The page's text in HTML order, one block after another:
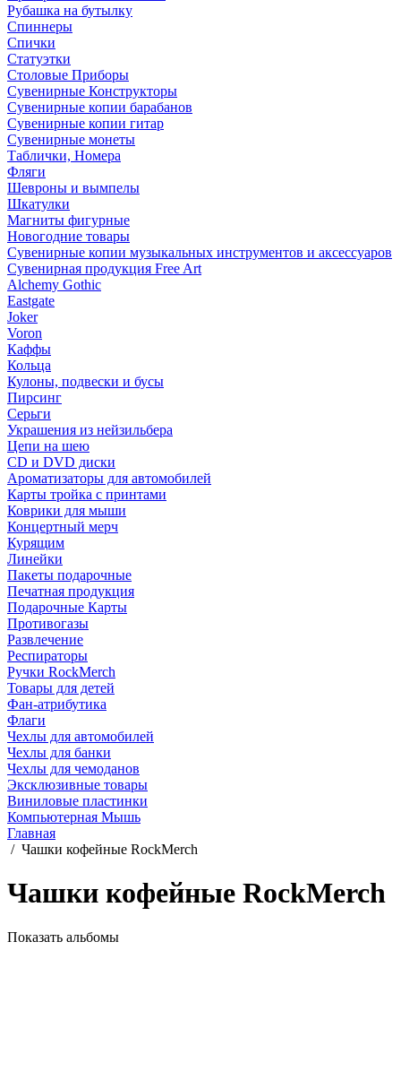
Рубашка на бутылку
Спиннеры
Спички
Статуэтки
Столовые Приборы
Сувенирные Конструкторы
Сувенирные копии барабанов
Сувенирные копии гитар
Сувенирные монеты
Таблички, Номера
Фляги
Шевроны и вымпелы
Шкатулки
Магниты фигурные
Новогодние товары
Сувенирные копии музыкальных инструментов и аксессуаров
Сувенирная продукция Free Art
Alchemy Gothic
Eastgate
Joker
Voron
Каффы
Кольца
Кулоны, подвески и бусы
Пирсинг
Серьги
Украшения из нейзильбера
Цепи на шею
CD и DVD диски
Ароматизаторы для автомобилей
Карты тройка с принтами
Коврики для мыши
Концертный мерч
Курящим
Линейки
Пакеты подарочные
Печатная продукция
Подарочные Карты
Противогазы
Развлечение
Респираторы
Ручки RockMerch
Товары для детей
Фан-атрибутика
Флаги
Чехлы для автомобилей
Чехлы для банки
Чехлы для чемоданов
Эксклюзивные товары
Виниловые пластинки
Компьютерная Мышь
Главная
/ Чашки кофейные RockMerch
Чашки кофейные RockMerch
Показать альбомы